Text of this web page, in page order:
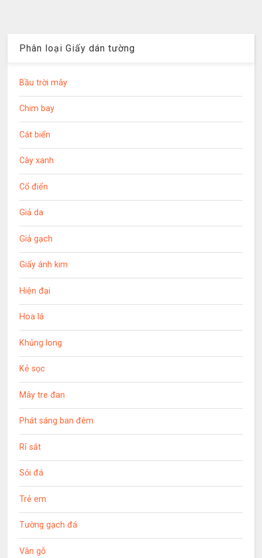
Phân loại Giấy dán tường
Bầu trời mây
Chim bay
Cát biển
Cây xanh
Cổ điển
Giả da
Giả gạch
Giấy ánh kim
Hiện đại
Hoa lá
Khủng long
Kẻ sọc
Mây tre đan
Phát sáng ban đêm
Rỉ sắt
Sỏi đá
Trẻ em
Tường gạch đá
Vân gỗ